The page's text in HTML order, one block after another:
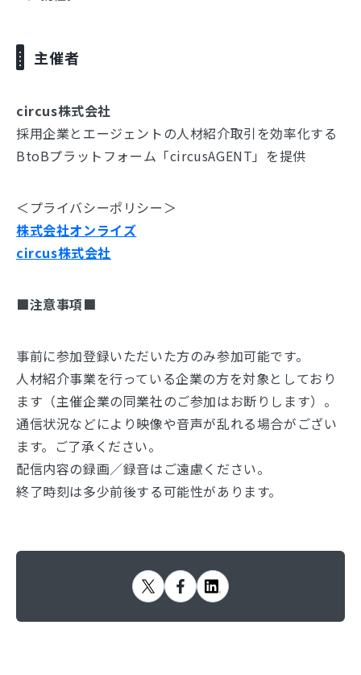
主催者
circus株式会社
採用企業とエージェントの人材紹介取引を効率化する
BtoBプラットフォーム「circusAGENT」を提供
＜プライバシーポリシー＞
株式会社オンライズ
circus株式会社
■注意事項■
事前に参加登録いただいた方のみ参加可能です。
人材紹介事業を行っている企業の方を対象としており
ます（主催企業の同業社のご参加はお断りします）。
通信状況などにより映像や音声が乱れる場合がござい
ます。ご了承ください。
配信内容の録画／録音はご遠慮ください。
終了時刻は多少前後する可能性があります。